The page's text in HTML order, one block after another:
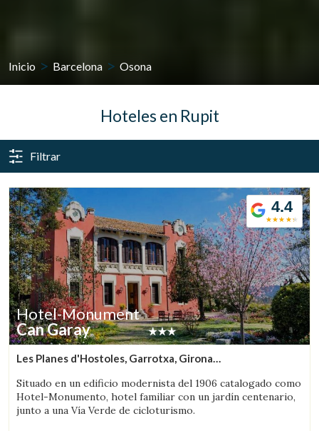
Inicio Barcelona Osona
Hoteles en Rupit
Filtrar
4.4
Hotel-Monument
Can Garay
Les Planes d'Hostoles, Garrotxa, Girona
Situado en un edificio modernista del 1906 catalogado como
Hotel-Monumento, hotel familiar con un jardín centenario,
junto a una Vía Verde de cicloturismo.